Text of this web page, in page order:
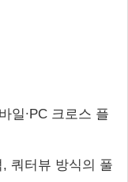
일∙PC 크로스 플
, 쿼터뷰 방식의 풀